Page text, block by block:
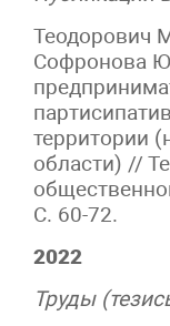
Теодорович
Софронова
территории
области) //
С. 60-72.
2022
Труды